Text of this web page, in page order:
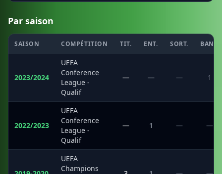
Par saison
SAISON COMPÉTITION TIT. ENT. SORT. BANC
2023/2024
UEFA
Conference
League -
Qualif
— — — 1
2022/2023
UEFA
Conference
League -
Qualif
— 1 — —
UEFA
Champions